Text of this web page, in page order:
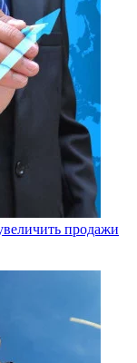
продажи